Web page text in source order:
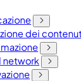
dei
network